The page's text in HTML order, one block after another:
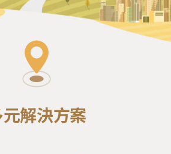
解決方案